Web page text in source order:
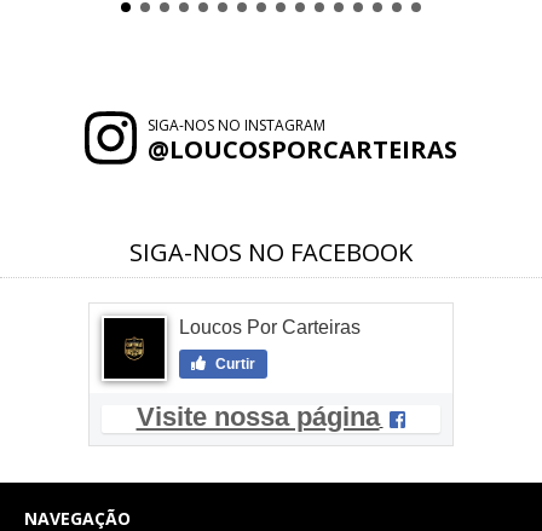
SIGA-NOS NO INSTAGRAM
@LOUCOSPORCARTEIRAS
SIGA-NOS NO FACEBOOK
Loucos Por Carteiras
Curtir
Visite nossa página
NAVEGAÇÃO